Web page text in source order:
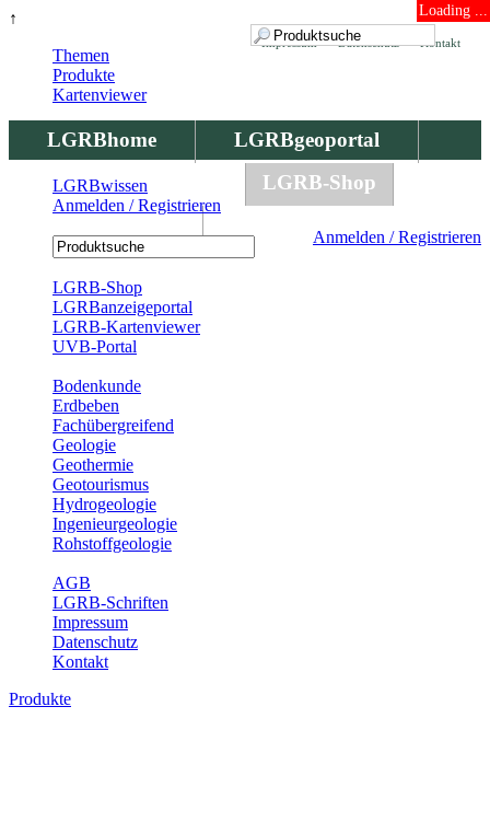
↑ Loading ...
Kontakt
Datenschutz
Impressum
LGRBhome
LGRBgeoportal
LGRBbohrungen
LGRB-Shop
Anmelden / Registrieren
Themen
Produkte
Kartenviewer
LGRBwissen
Anmelden / Registrieren
LGRB-Shop
LGRBanzeigeportal
LGRB-Kartenviewer
UVB-Portal
Bodenkunde
Erdbeben
Fachübergreifend
Geologie
Geothermie
Geotourismus
Hydrogeologie
Ingenieurgeologie
Rohstoffgeologie
AGB
LGRB-Schriften
Impressum
Datenschutz
Kontakt
Produkte